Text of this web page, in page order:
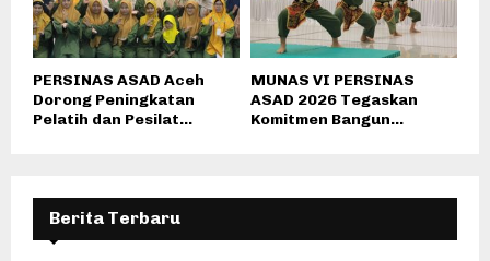
PERSINAS ASAD Aceh
Dorong Peningkatan
Pelatih dan Pesilat...
MUNAS VI PERSINAS
ASAD 2026 Tegaskan
Komitmen Bangun...
Berita Terbaru